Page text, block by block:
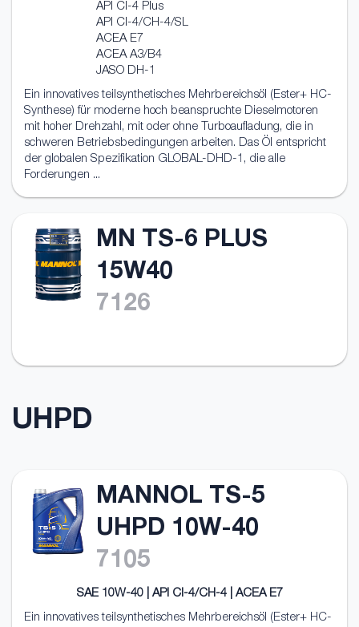
API CI-4 Plus
API CI-4/CH-4/SL
ACEA E7
ACEA A3/B4
JASO DH-1
Ein innovatives teilsynthetisches Mehrbereichsöl (Ester+ HC-
Synthese) für moderne hoch beanspruchte Dieselmotoren
mit hoher Drehzahl, mit oder ohne Turboaufladung, die in
schweren Betriebsbedingungen arbeiten. Das Öl entspricht
der globalen Spezifikation GLOBAL-DHD-1, die alle
Forderungen ...
MN TS-6 PLUS
15W40
7126
UHPD
MANNOL TS-5
UHPD 10W-40
7105
SAE 10W-40 | API CI-4/CH-4 | ACEA E7
Ein innovatives teilsynthetisches Mehrbereichsöl (Ester+ HC-